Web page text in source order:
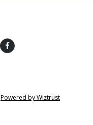
Powered by Wiztrust